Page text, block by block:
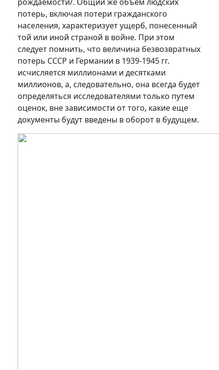
потерь, включая потери гражданского
населения, характеризует ущерб, понесенный
той или иной страной в войне. При этом
следует помнить, что величина безвозвратных
потерь СССР и Германии в 1939-1945 гг.
исчисляется миллионами и десятками
миллионов, а, следовательно, она всегда будет
определяться исследователями только путем
оценок, вне зависимости от того, какие еще
документы будут введены в оборот в будущем.